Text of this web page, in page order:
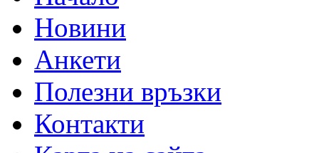
Новини
Анкети
Полезни връзки
Контакти